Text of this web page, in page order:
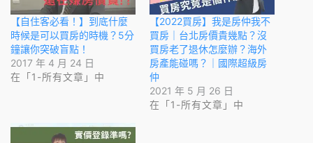
【自住客必看！】到底什麼
時候是可以買房的時機？5分
鐘讓你突破盲點！
2017 年 4 月 24 日
在「1-所有文章」中
【2022買房】我是房仲我不
買房｜台北房價貴幾點？沒
買房老了退休怎麼辦？海外
房產能碰嗎？｜國際超級房
仲
2021 年 5 月 26 日
在「1-所有文章」中